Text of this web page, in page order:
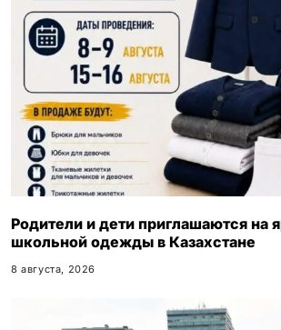
Родители и дети приглашаются на
школьной одежды в Казахстане
8 августа, 2026